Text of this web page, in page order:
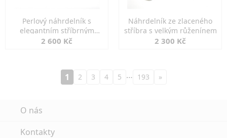
Perlový náhrdelník s
elegantním stříbrným
zapínáním
2 600 Kč
Náhrdelník ze zlaceného
stříbra s velkým růženínem
2 300 Kč
1 2 3 4 5 … 193 »
O nás
Kontakty